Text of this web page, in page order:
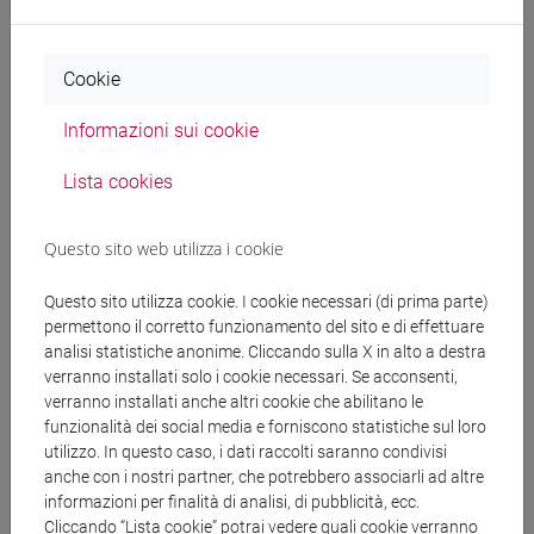
Documenti collegati al
bando
copertina.pdf
Banca Dati Nazionale dei Contratti Pubblici
Torna all'elenco dei bandi
Cookie
Informazioni sui cookie
Lista cookies
Questo sito web utilizza i cookie
Questo sito utilizza cookie. I cookie necessari (di prima parte)
permettono il corretto funzionamento del sito e di effettuare
analisi statistiche anonime. Cliccando sulla X in alto a destra
verranno installati solo i cookie necessari. Se acconsenti,
verranno installati anche altri cookie che abilitano le
funzionalità dei social media e forniscono statistiche sul loro
utilizzo. In questo caso, i dati raccolti saranno condivisi
anche con i nostri partner, che potrebbero associarli ad altre
informazioni per finalità di analisi, di pubblicità, ecc.
Cliccando “Lista cookie” potrai vedere quali cookie verranno